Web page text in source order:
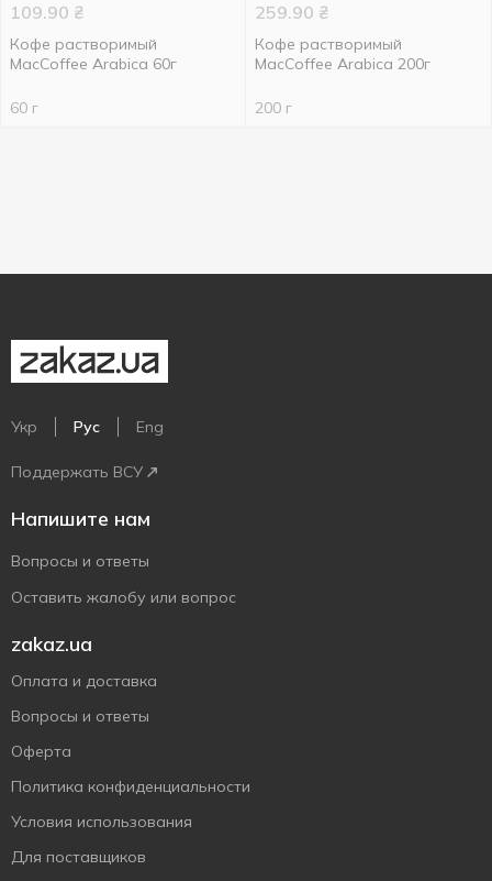
109.90 ₴
Кофе растворимый
MacCoffee Arabica 60г
60 г
259.90 ₴
Кофе растворимый
MаcCoffeе Arabica 200г
200 г
Укр Рус Eng
Поддержать ВСУ
Напишите нам
Вопросы и ответы
Оставить жалобу или вопрос
zakaz.ua
Оплата и доставка
Вопросы и ответы
Оферта
Политика конфиденциальности
Условия использования
Для поставщиков